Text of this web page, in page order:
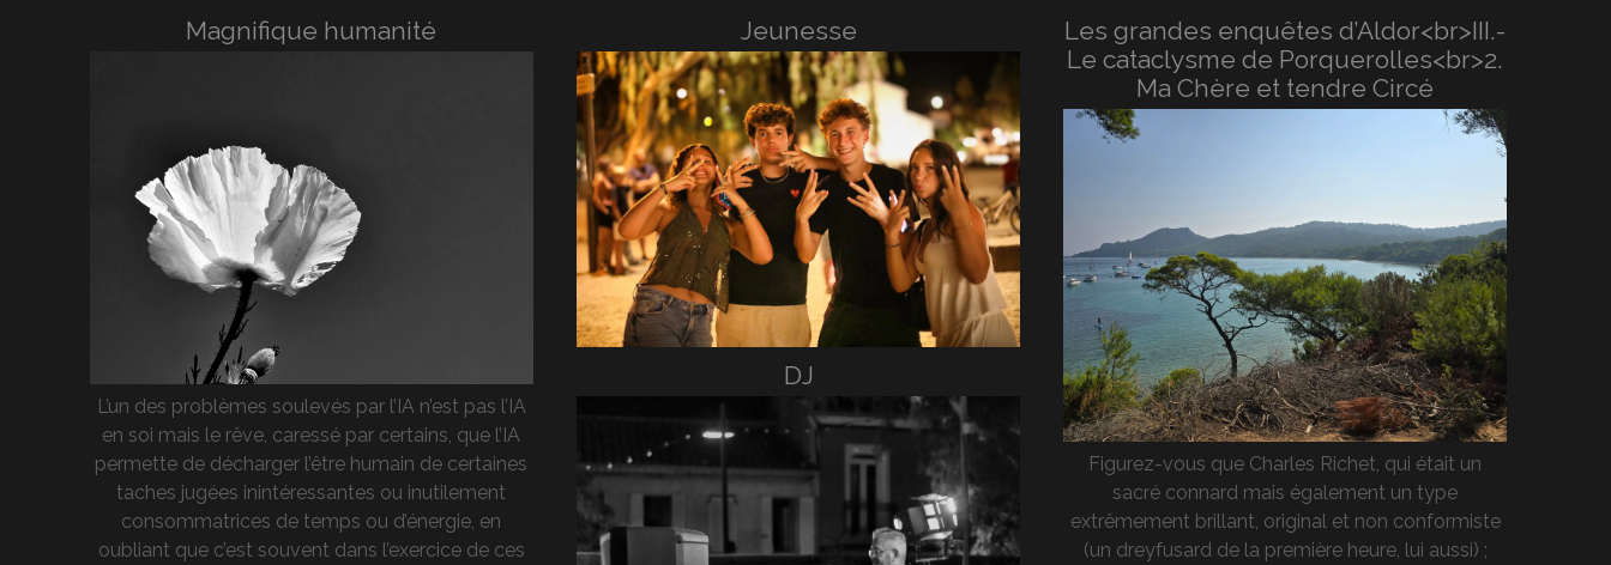
Magnifique humanité
L’un des problèmes soulevés par l’IA n’est pas l’IA
en soi mais le rêve, caressé par certains, que l’IA
permette de décharger l’être humain de certaines
taches jugées inintéressantes ou inutilement
consommatrices de temps ou d’énergie, en
oubliant que c’est souvent dans l’exercice de ces
Jeunesse
DJ
Les grandes enquêtes d’Aldor<br>III.-
Le cataclysme de Porquerolles<br>2.
Ma Chère et tendre Circé
Figurez-vous que Charles Richet, qui était un
sacré connard mais également un type
extrêmement brillant, original et non conformiste
(un dreyfusard de la première heure, lui aussi) ;